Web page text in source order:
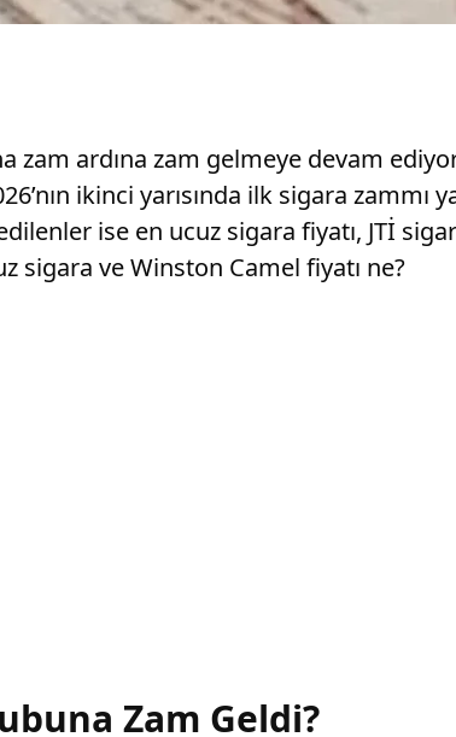
zam ardına zam gelmeye devam
ikinci yarısında ilk sigara
ise en ucuz sigara fiyatı, JTİ
sigara ve Winston Camel fiyatı ne?
Zam Geldi?